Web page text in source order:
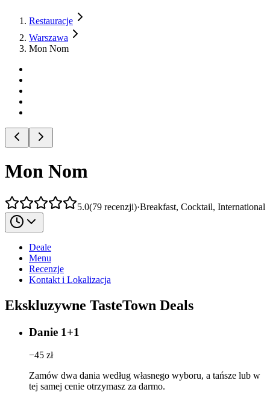
Restauracje
Warszawa
Mon Nom
Mon Nom
5.0(79 recenzji)·Breakfast, Cocktail, International
Deale
Menu
Recenzje
Kontakt i Lokalizacja
Ekskluzywne TasteTown Deals
Danie 1+1
−45 zł
Zamów dwa dania według własnego wyboru, a tańsze lub w
tej samej cenie otrzymasz za darmo.